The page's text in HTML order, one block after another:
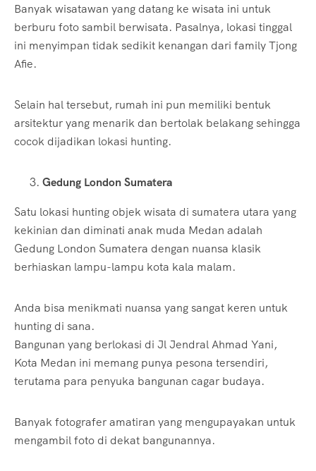
Banyak wisatawan yang datang ke wisata ini untuk
berburu foto sambil berwisata. Pasalnya, lokasi tinggal
ini menyimpan tidak sedikit kenangan dari family Tjong
Afie.
Selain hal tersebut, rumah ini pun memiliki bentuk
arsitektur yang menarik dan bertolak belakang sehingga
cocok dijadikan lokasi hunting.
Gedung London Sumatera
Satu lokasi hunting objek wisata di sumatera utara yang
kekinian dan diminati anak muda Medan adalah
Gedung London Sumatera dengan nuansa klasik
berhiaskan lampu-lampu kota kala malam.
Anda bisa menikmati nuansa yang sangat keren untuk
hunting di sana.
Bangunan yang berlokasi di Jl Jendral Ahmad Yani,
Kota Medan ini memang punya pesona tersendiri,
terutama para penyuka bangunan cagar budaya.
Banyak fotografer amatiran yang mengupayakan untuk
mengambil foto di dekat bangunannya.